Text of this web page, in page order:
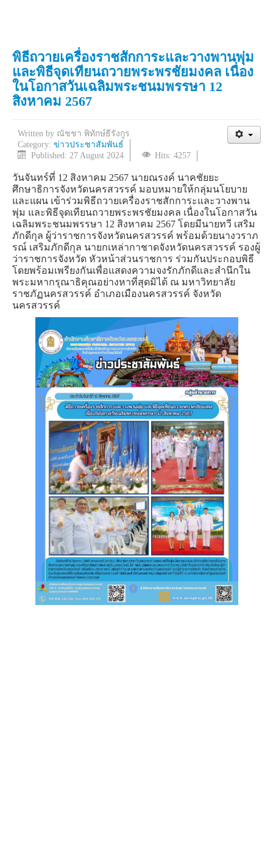
พิธีถวายเครื่องราชสักการะและวางพานพุ่ม
และพิธีจุดเทียนถวายพระพรชัยมงคล เนื่อง
ในโอกาสวันเฉลิมพระชนมพรรษา 12
สิงหาคม 2567
Written by ณัชชา พิทักษ์ธีรังกูร
Category: ข่าวประชาสัมพันธ์
Published: 27 August 2024
Hits: 4257
วันจันทร์ที่ 12 สิงหาคม 2567 นายณรงค์ นาคชัยยะ
ศึกษาธิการจังหวัดนครสวรรค์ มอบหมายให้กลุ่มนโยบาย
และแผน เข้าร่วมพิธีถวายเครื่องราชสักการะและวางพาน
พุ่ม และพิธีจุดเทียนถวายพระพรชัยมงคล เนื่องในโอกาสวัน
เฉลิมพระชนมพรรษา 12 สิงหาคม 2567 โดยมีนายทวี เสริม
ภักดีกุล ผู้ว่าราชการจังหวัดนครสวรรค์ พร้อมด้วยนางวราภ
รณ์ เสริมภักดีกุล นายกเหล่ากาชาดจังหวัดนครสวรรค์ รองผู้
ว่าราชการจังหวัด หัวหน้าส่วนราชการ ร่วมกันประกอบพิธี
โดยพร้อมเพรียงกันเพื่อแสดงความจงรักภักดีและสำนึกใน
พระมหากรุณาธิคุณอย่างหาที่สุดมิได้ ณ มหาวิทยาลัย
ราชภัฏนครสวรรค์ อำเภอเมืองนครสวรรค์ จังหวัด
นครสวรรค์